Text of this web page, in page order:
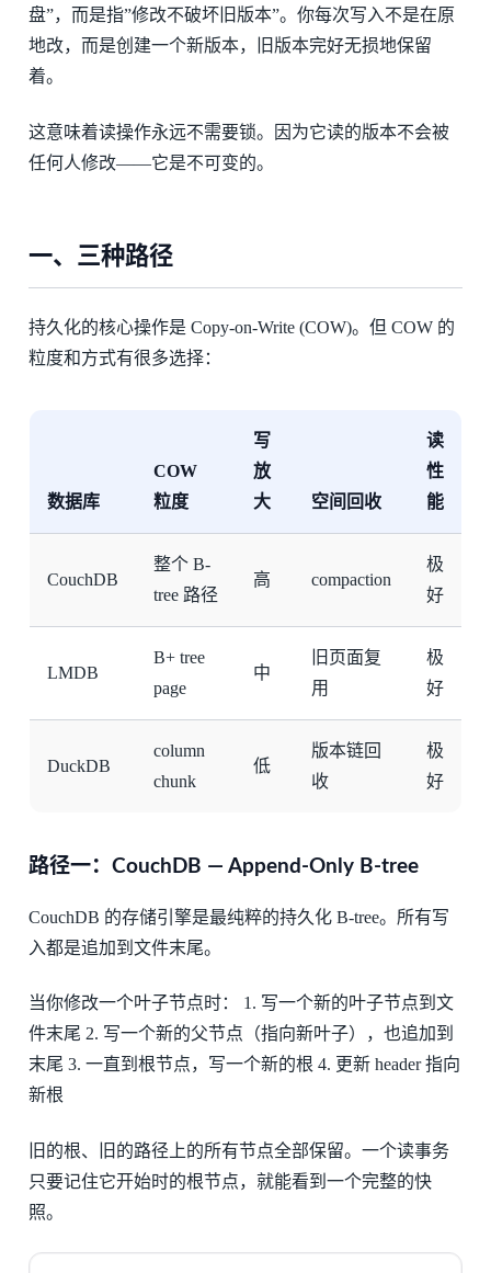
盘”，而是指”修改不破坏旧版本”。你每次写入不是在原
地改，而是创建一个新版本，旧版本完好无损地保留
着。
这意味着读操作永远不需要锁。因为它读的版本不会被
任何人修改——它是不可变的。
一、三种路径
持久化的核心操作是 Copy-on-Write (COW)。但 COW 的
粒度和方式有很多选择：
数据库
COW
粒度
写
放
大
空间回收
读
性
能
CouchDB
整个 B-
tree 路径
高 compaction
极
好
LMDB
B+ tree
page
中
旧页面复
用
极
好
DuckDB
column
chunk
低
版本链回
收
极
好
路径一：CouchDB — Append-Only B-tree
CouchDB 的存储引擎是最纯粹的持久化 B-tree。所有写
入都是追加到文件末尾。
当你修改一个叶子节点时： 1. 写一个新的叶子节点到文
件末尾 2. 写一个新的父节点（指向新叶子），也追加到
末尾 3. 一直到根节点，写一个新的根 4. 更新 header 指向
新根
旧的根、旧的路径上的所有节点全部保留。一个读事务
只要记住它开始时的根节点，就能看到一个完整的快
照。